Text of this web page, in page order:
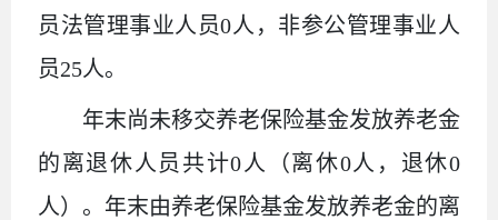
员法管理事业人员0人，非参公管理事业人
员25人。
年末尚未移交养老保险基金发放养老金
的离退休人员共计0人（离休0人，退休0
人）。年末由养老保险基金发放养老金的离